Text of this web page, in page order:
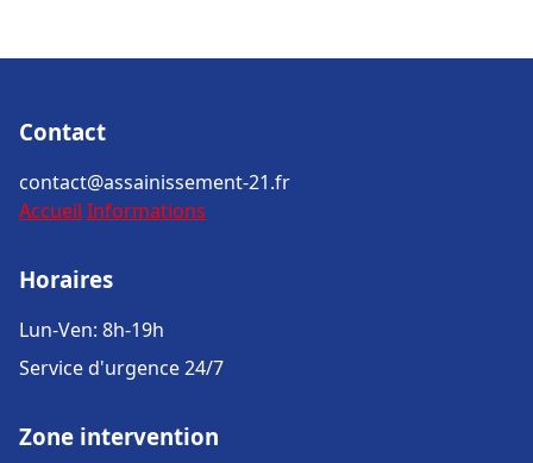
Contact
contact@assainissement-21.fr
Accueil Informations
Horaires
Lun-Ven: 8h-19h
Service d'urgence 24/7
Zone intervention